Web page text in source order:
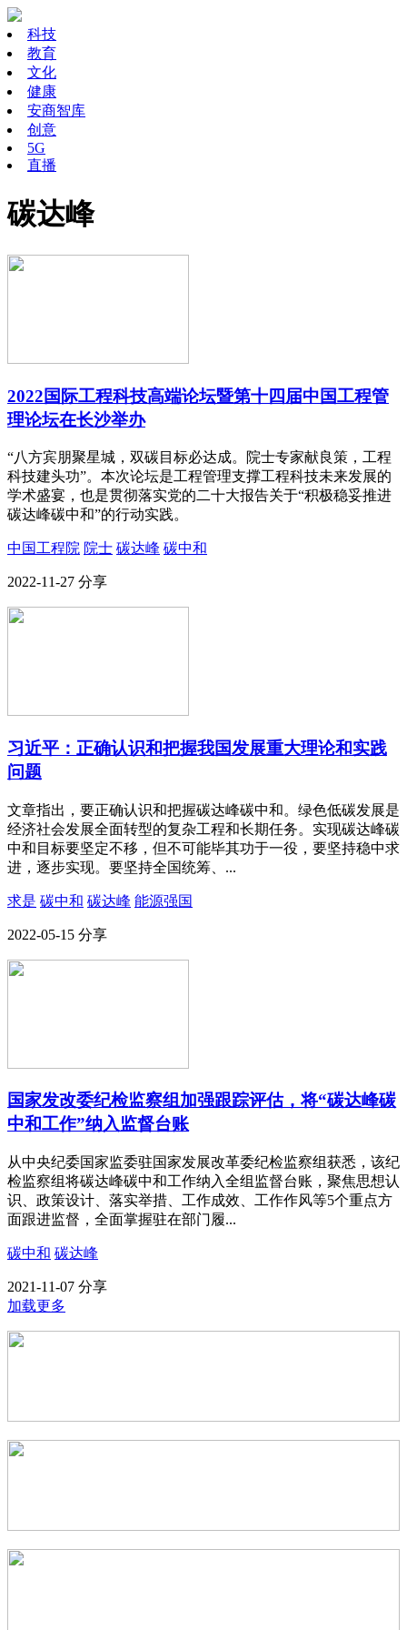
科技
教育
文化
健康
安商智库
创意
5G
直播
碳达峰
2022国际工程科技高端论坛暨第十四届中国工程管
理论坛在长沙举办
“八方宾朋聚星城，双碳目标必达成。院士专家献良策，工程
科技建头功”。本次论坛是工程管理支撑工程科技未来发展的
学术盛宴，也是贯彻落实党的二十大报告关于“积极稳妥推进
碳达峰碳中和”的行动实践。
中国工程院 院士 碳达峰 碳中和
2022-11-27 分享
习近平：正确认识和把握我国发展重大理论和实践
问题
文章指出，要正确认识和把握碳达峰碳中和。绿色低碳发展是
经济社会发展全面转型的复杂工程和长期任务。实现碳达峰碳
中和目标要坚定不移，但不可能毕其功于一役，要坚持稳中求
进，逐步实现。要坚持全国统筹、...
求是 碳中和 碳达峰 能源强国
2022-05-15 分享
国家发改委纪检监察组加强跟踪评估，将“碳达峰碳
中和工作”纳入监督台账
从中央纪委国家监委驻国家发展改革委纪检监察组获悉，该纪
检监察组将碳达峰碳中和工作纳入全组监督台账，聚焦思想认
识、政策设计、落实举措、工作成效、工作作风等5个重点方
面跟进监督，全面掌握驻在部门履...
碳中和 碳达峰
2021-11-07 分享
加载更多